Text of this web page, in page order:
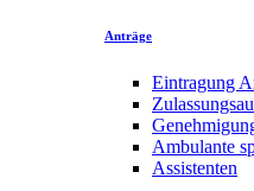
Anträge
Eintragung
Ambulante
Assistenten